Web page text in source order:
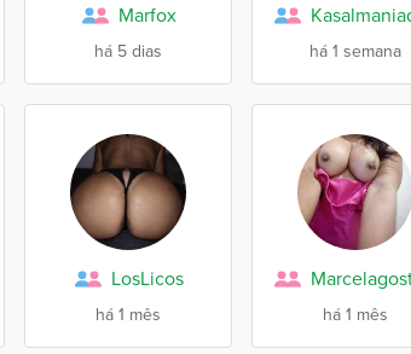
Marfox
há 5 dias há 1 semana
LosLicos
há 1 mês há 1 mês